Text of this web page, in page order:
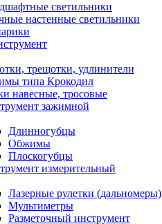
светильники
настенные светильники
трещотки, удлинители
типа Крокодил
навесные, тросовые
зажимной
Длинногубцы
Обжимы
Плоскогубцы
измерительный
Лазерные рулетки (дальномеры)
Мультиметры
Разметочный инструмент